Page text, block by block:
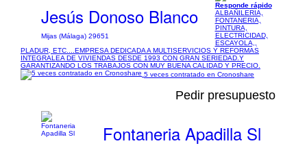
Jesús Donoso Blanco
Mijas (Málaga) 29651
Responde rápido
ALBAÑILERIA,
FONTANERIA,
PINTURA,
ELECTRICIDAD,
ESCAYOLA,,
PLADUR, ETC....EMPRESA DEDICADA A MULTISERVICIOS Y REFORMAS
INTEGRALEA DE VIVIENDAS DESDE 1993 CON GRAN SERIEDAD.Y
GARANTIZANDO LOS TRABAJOS CON MUY BUENA CALIDAD Y PRECIO.
5 veces contratado en Cronoshare
Pedir presupuesto
Fontaneria Apadilla Sl